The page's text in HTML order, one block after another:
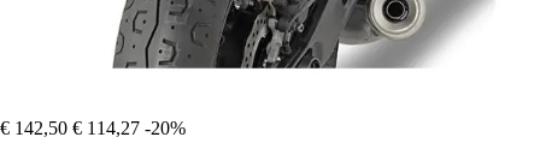
€ 142,50 € 114,27 -20%